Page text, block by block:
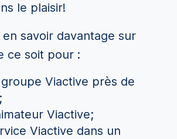
le plaisir!
savoir davantage sur
ce soit pour :
Viactive près de
Viactive;
Viactive dans un